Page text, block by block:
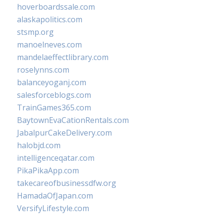
hoverboardssale.com
alaskapolitics.com
stsmp.org
manoelneves.com
mandelaeffectlibrary.com
roselynns.com
balanceyoganj.com
salesforceblogs.com
TrainGames365.com
BaytownEvaCationRentals.com
JabalpurCakeDelivery.com
halobjd.com
intelligenceqatar.com
PikaPikaApp.com
takecareofbusinessdfw.org
HamadaOfJapan.com
VersifyLifestyle.com